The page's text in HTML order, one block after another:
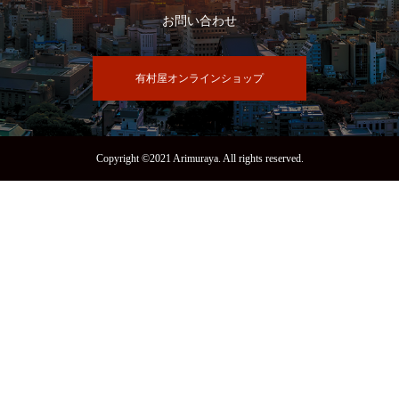
お問い合わせ
有村屋オンラインショップ
Copyright ©2021 Arimuraya. All rights reserved.